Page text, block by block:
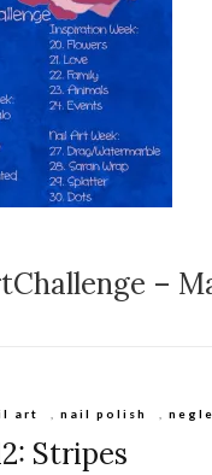
–
art , nail polish ,
Stripes